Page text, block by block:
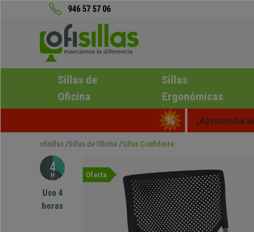
946 57 57 06
Sillas de
Oficina
Sillas
Ergonómicas
¡Aprovecha
ofisillas Sillas de Oficina Sillas Confidente
Uso 4
horas
Oferta